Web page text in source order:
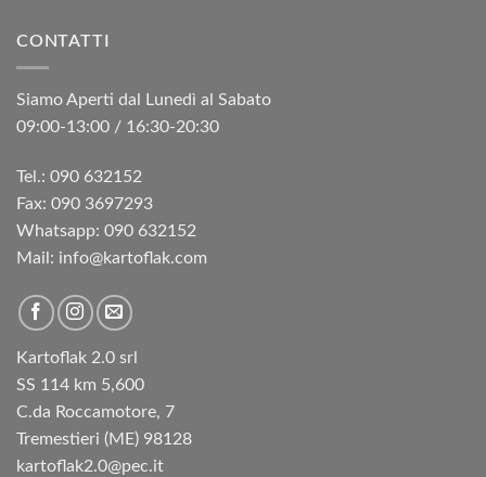
CONTATTI
Siamo Aperti dal Lunedì al Sabato
09:00-13:00 / 16:30-20:30
Tel.: 090 632152
Fax: 090 3697293‬
Whatsapp: 090 632152
Mail: info@kartoflak.com
Kartoflak 2.0 srl
SS 114 km 5,600
C.da Roccamotore, 7
Tremestieri (ME) 98128
kartoflak2.0@pec.it